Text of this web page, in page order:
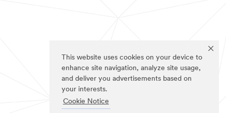
This website uses cookies on your device to
enhance site navigation, analyze site usage,
and deliver you advertisements based on
your interests.
Cookie Notice